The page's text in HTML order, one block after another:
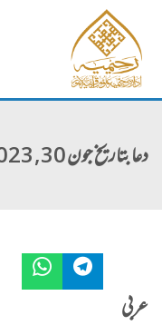
دعا بتاریخ جون 30, 2023
عربی